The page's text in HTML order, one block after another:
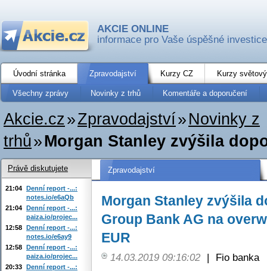
AKCIE ONLINE
informace pro Vaše úspěšné investice
Úvodní stránka Zpravodajství Kurzy CZ Kurzy
Všechny zprávy Novinky z trhů Komentáře a doporučení
Akcie.cz»Zpravodajství» Novinky z
trhů»Morgan Stanley zvýšila
Zpravodajství
Morgan Stanley zvýšila
Group Bank AG na
EUR
14.03.2019 09:16:02 |
Fio banka
Právě diskutujete
21:04 Denní report -...:
notes.io/e6aQb
21:04 Denní report -...:
paiza.io/projec...
12:58 Denní report -...:
notes.io/e6ay9
12:58 Denní report -...:
paiza.io/projec...
20:33 Denní report -...: